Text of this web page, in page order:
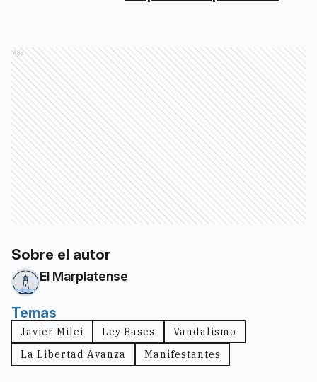
Ads
Sobre el autor
El Marplatense
Temas
Javier Milei Ley Bases
Vandalismo
La Libertad Avanza
Manifestantes